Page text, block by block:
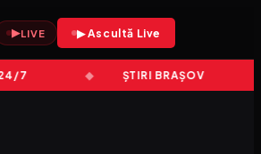
▶LIVE ▶ Ascultă Live
ȘTIRI BRAȘOV